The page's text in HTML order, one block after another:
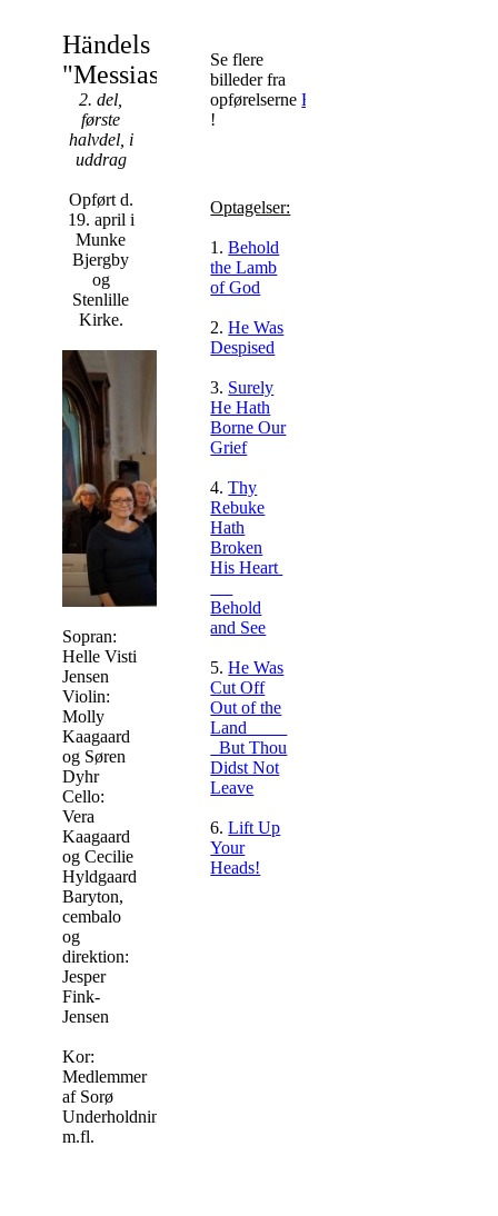
Händels
"Messias"
2. del,
første
halvdel, i
uddrag
Opført d.
19. april i
Munke
Bjergby
og
Stenlille
Kirke.
Sopran:
Helle Visti
Jensen
Violin:
Molly
Kaagaard
og Søren
Dyhr
Cello:
Vera
Kaagaard
og Cecilie
Hyldgaard
Baryton,
cembalo
og
direktion:
Jesper
Fink-
Jensen
Kor:
Medlemmer
af Sorø
Underholdningskor
m.fl.
Se flere
billeder fra
opførelserneHER
!
Optagelser:
1.Behold
the Lamb
of God
2.He Was
Despised
3. Surely
He Hath
Borne Our
Grief
4.Thy
Rebuke
Hath
Broken
His Heart
Behold
and See
5.He Was
Cut Off
Out of the
Land
But Thou
Didst Not
Leave
6.Lift Up
Your
Heads!